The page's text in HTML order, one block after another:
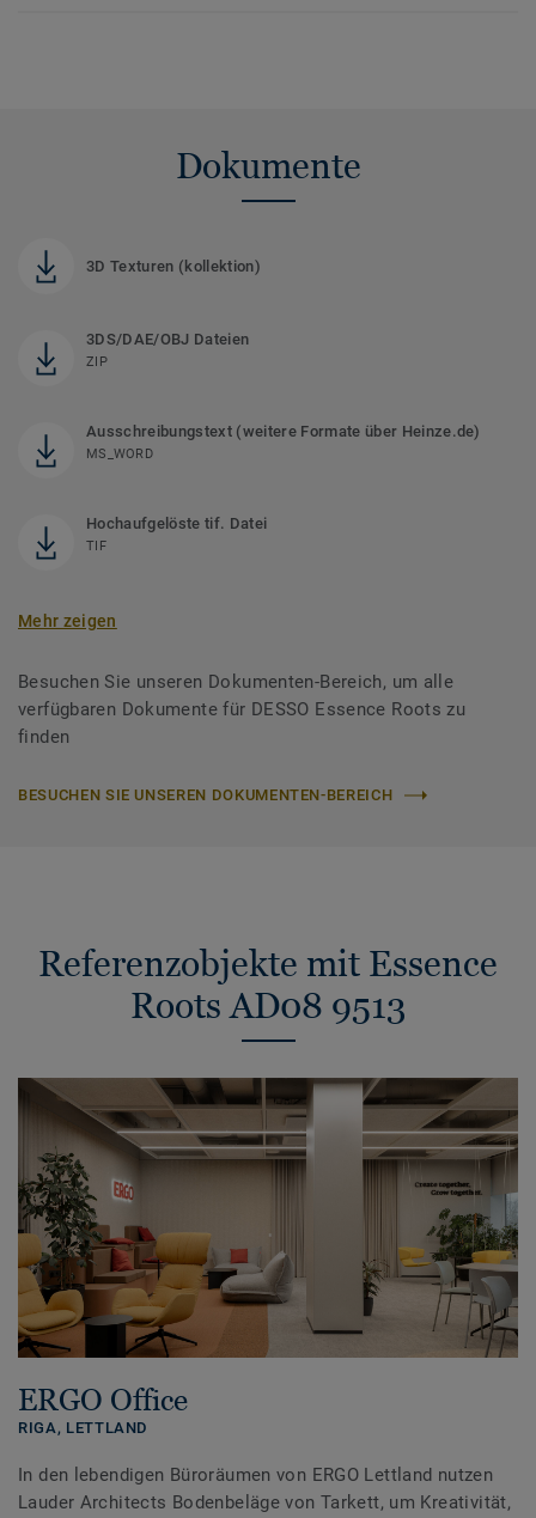
Dokumente
3D Texturen (kollektion)
3DS/DAE/OBJ Dateien
ZIP
Ausschreibungstext (weitere Formate über Heinze.de)
MS_WORD
Hochaufgelöste tif. Datei
TIF
Mehr zeigen
Besuchen Sie unseren Dokumenten-Bereich, um alle
verfügbaren Dokumente für DESSO Essence Roots zu
finden
BESUCHEN SIE UNSEREN DOKUMENTEN-BEREICH
Referenzobjekte mit Essence
Roots AD08 9513
ERGO Office
RIGA, LETTLAND
In den lebendigen Büroräumen von ERGO Lettland nutzen
Lauder Architects Bodenbeläge von Tarkett, um Kreativität,